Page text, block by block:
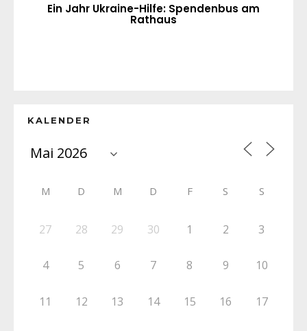
Ein Jahr Ukraine-Hilfe: Spendenbus am
Rathaus
KALENDER
M D M D F S S
27 28 29 30 1 2 3
4 5 6 7 8 9 10
11 12 13 14 15 16 17